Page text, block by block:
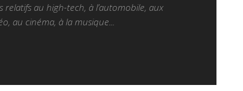
au high-tech, à l’automobile, aux
au cinéma, à la musique...